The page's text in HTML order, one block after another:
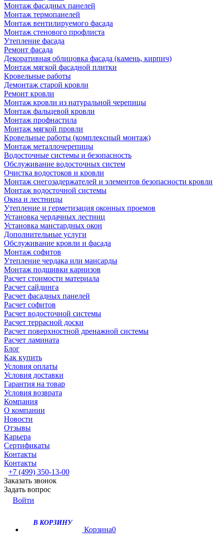
Монтаж фасадных панелей
Монтаж термопанелей
Монтаж вентилируемого фасада
Монтаж стенового профлиста
Утепление фасада
Ремонт фасада
Декоративная облицовка фасада (камень, кирпич)
Монтаж мягкой фасадной плитки
Кровельные работы
Демонтаж старой кровли
Ремонт кровли
Монтаж кровли из натуральной черепицы
Монтаж фальцевой кровли
Монтаж профнастила
Монтаж мягкой провли
Кровельные работы (комплексный монтаж)
Монтаж металлочерепицы
Водосточные системы и безопасность
Обслуживание водосточных систем
Очистка водостоков и кровли
Монтаж снегозадержателей и элементов безопасности кровли
Монтаж водосточной системы
Окна и лестницы
Утепление и герметизация оконных проемов
Установка чердачных лестниц
Установка манстардных окон
Дополнительные услуги
Обслуживание кровли и фасада
Монтаж софитов
Утепление чердака или мансарды
Монтаж подшивки карнизов
Расчет стоимости материала
Расчет сайдинга
Расчет фасадных панелей
Расчет софитов
Расчет водосточной системы
Расчет террасной доски
Расчет поверхностной дренажной системы
Расчет ламината
Блог
Как купить
Условия оплаты
Условия доставки
Гарантия на товар
Условия возврата
Компания
О компании
Новости
Отзывы
Карьера
Сертификаты
Контакты
Контакты
+7 (499) 350-13-00
Заказать звонок
Задать вопрос
Войти
В КОРЗИНУ
Корзина0